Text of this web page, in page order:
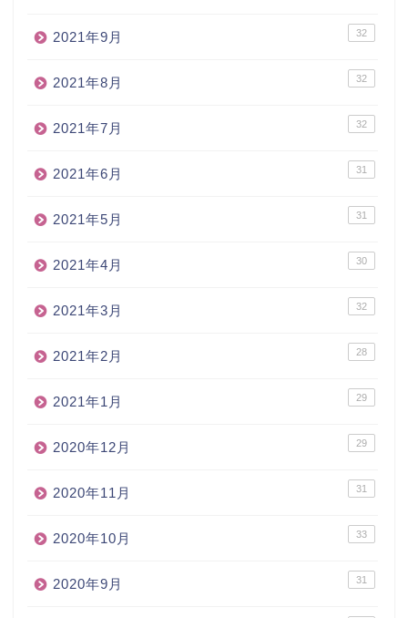
2021年9月 32
2021年8月 32
2021年7月 32
2021年6月 31
2021年5月 31
2021年4月 30
2021年3月 32
2021年2月 28
2021年1月 29
2020年12月 29
2020年11月 31
2020年10月 33
2020年9月 31